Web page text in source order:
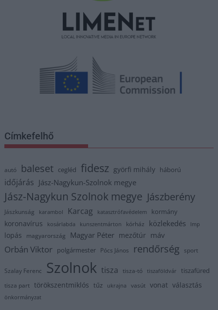
Címkefelhő
autó baleset cegléd fidesz györfi mihály háború
időjárás Jász-Nagykun-Szolnok megye
Jász-Nagykun Szolnok megye Jászberény
Jászkunság karambol Karcag katasztrófavédelem kormány
koronavírus kosárlabda kunszentmárton kórház közlekedés lmp
lopás magyarország Magyar Péter mezőtúr máv
Orbán Viktor polgármester Pócs János rendőrség sport
Szalay Ferenc Szolnok tisza tisza-tó tiszaföldvár tiszafüred
tisza part törökszentmiklós tűz ukrajna vasút vonat választás
önkormányzat